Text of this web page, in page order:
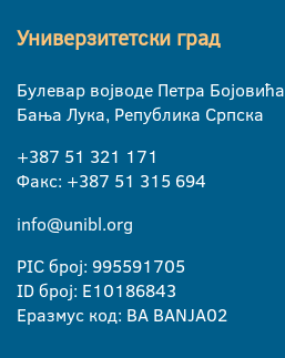
Универзитетски град
Булевар војводе Петра Бојовића
Бања Лука, Република Српска
+387 51 321 171
Факс: +387 51 315 694
info@unibl.org
PIC број: 995591705
ID број: E10186843
Еразмус код: BA BANJA02